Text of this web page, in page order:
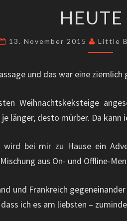
13. November 2015 Little
und das war eine ziemlich
Weihnachtskeksteige
länger, desto mürber. Da kann
bei mir zu Hause ein
aus On- und Offline-
und Frankreich
ich es am liebsten –